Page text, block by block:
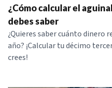
¿Cómo calcular el
debes saber
¿Quieres saber cuánto dinero
año? ¡Calcular tu décimo
crees!